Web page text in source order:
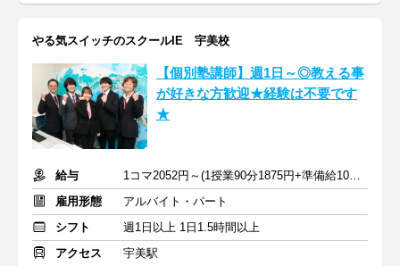
やる気スイッチのスクールIE 宇美校
【個別塾講師】週1日～◎教える事
が好きな方歓迎★経験は不要です
★
給与
1コマ2052円～(1授業90分1875円+準備給10分177円) ※交通費支給
雇用形態
アルバイト・パート
シフト
週1日以上 1日1.5時間以上
アクセス
宇美駅